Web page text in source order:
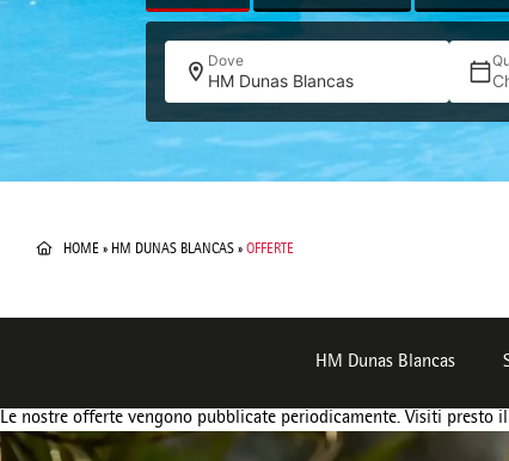
Dove
HM Dunas Blancas
HOME » HM DUNAS BLANCAS » OFFERTE
HM Dunas Blancas
Le nostre offerte vengono pubblicate periodicamente. Visiti presto